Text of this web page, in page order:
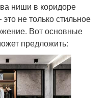
ниши в коридоре
не только стильное
Вот основные
предложить: